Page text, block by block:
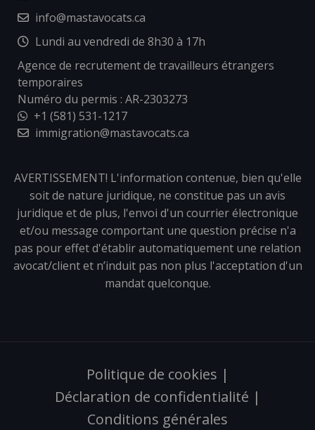
info@mastavocats.ca
Lundi au vendredi de 8h30 à 17h
Agence de recrutement de travailleurs étrangers
temporaires
Numéro du permis : AR-2303273
+1 (581) 531-1217
immigration@mastavocats.ca
AVERTISSEMENT! L'information contenue, bien qu'elle
soit de nature juridique, ne constitue pas un avis
juridique et de plus, l'envoi d'un courrier électronique
et/ou message comportant une question précise n'a
pas pour effet d'établir automatiquement une relation
avocat/client et n’induit pas non plus l'acceptation d'un
mandat quelconque.
Politique de cookies |
Déclaration de confidentialité |
Conditions générales